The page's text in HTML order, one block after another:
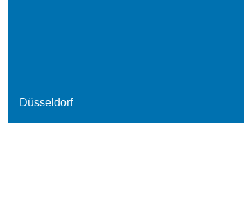
Düsseldorf